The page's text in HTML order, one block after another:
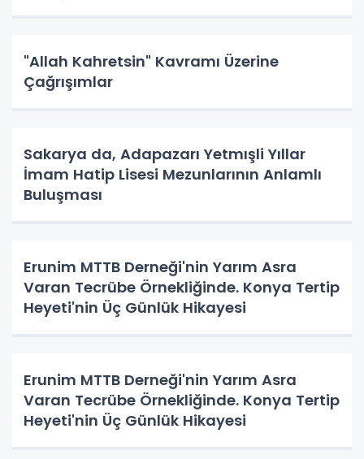
"Allah Kahretsin" Kavramı Üzerine
Çağrışımlar
Sakarya da, Adapazarı Yetmışli Yıllar
İmam Hatip Lisesi Mezunlarının Anlamlı
Buluşması
Erunim MTTB Derneği'nin Yarım Asra
Varan Tecrübe Örnekliğinde. Konya Tertip
Heyeti'nin Üç Günlük Hikayesi
Erunim MTTB Derneği'nin Yarım Asra
Varan Tecrübe Örnekliğinde. Konya Tertip
Heyeti'nin Üç Günlük Hikayesi